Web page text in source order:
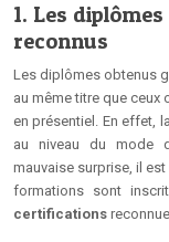
1. Les
reconnus
Les diplômes obtenus
au même titre que ceux
en présentiel. En effet,
au niveau du mode
mauvaise surprise, il
formations sont
certifications